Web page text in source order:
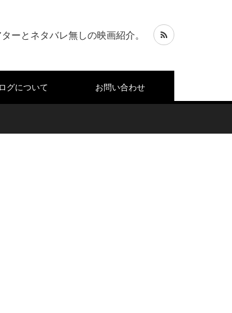
ーとネタバレ無しの映画紹介。
グについて お問い合わせ